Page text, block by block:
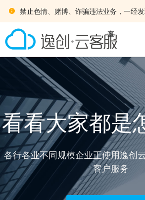
禁止色情、赌博、诈骗违法业务，一经
查
看看大家都是
各行各业不同规模企业正使用逸创
客户服务